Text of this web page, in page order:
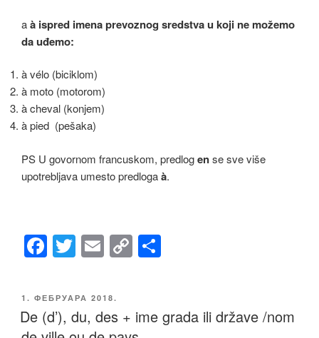
aà ispred imena prevoznog sredstva u koji ne možemo
da uđemo:
à vélo (biciklom)
à moto (motorom)
à cheval (konjem)
à pied (pešaka)
PS U govornom francuskom, predlogense sve više
upotrebljava umesto predlogaà.
F
a
c
e
T
wi
tt
er
E
m
ail
C
o
y e
ОБЈАВЉЕНО
1. ФЕБРУАРА 2018.
De (d’), du, des + ime grada ili države /nom